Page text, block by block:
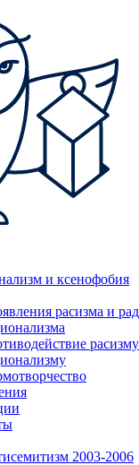
и ксенофобия
расизма и
2003-2006